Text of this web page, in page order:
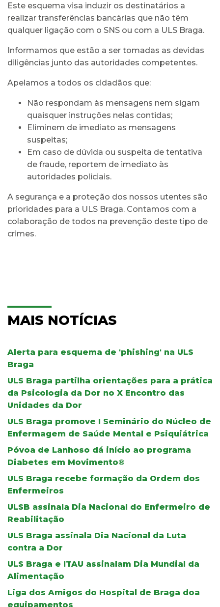
Este esquema visa induzir os destinatários a
realizar transferências bancárias que não têm
qualquer ligação com o SNS ou com a ULS Braga.
Informamos que estão a ser tomadas as devidas
diligências junto das autoridades competentes.
Apelamos a todos os cidadãos que:
Não respondam às mensagens nem sigam
quaisquer instruções nelas contidas;
Eliminem de imediato as mensagens
suspeitas;
Em caso de dúvida ou suspeita de tentativa
de fraude, reportem de imediato às
autoridades policiais.
A segurança e a proteção dos nossos utentes são
prioridades para a ULS Braga. Contamos com a
colaboração de todos na prevenção deste tipo de
crimes.
MAIS NOTÍCIAS
Alerta para esquema de 'phishing' na ULS
Braga
ULS Braga partilha orientações para a prática
da Psicologia da Dor no X Encontro das
Unidades da Dor
ULS Braga promove I Seminário do Núcleo de
Enfermagem de Saúde Mental e Psiquiátrica
Póvoa de Lanhoso dá início ao programa
Diabetes em Movimento®
ULS Braga recebe formação da Ordem dos
Enfermeiros
ULSB assinala Dia Nacional do Enfermeiro de
Reabilitação
ULS Braga assinala Dia Nacional da Luta
contra a Dor
ULS Braga e ITAU assinalam Dia Mundial da
Alimentação
Liga dos Amigos do Hospital de Braga doa
equipamentos